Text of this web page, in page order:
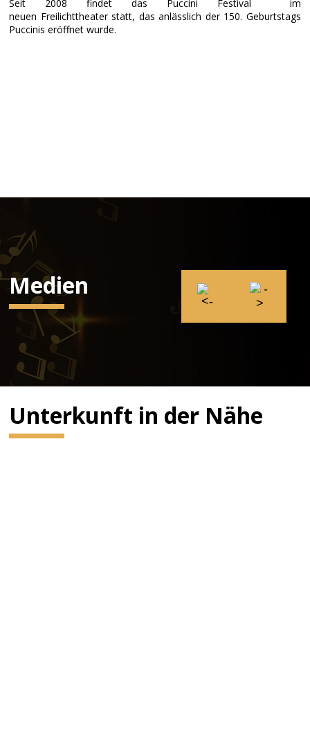
Seit 2008 findet das Puccini Festival im
neuen Freilichttheater statt, das anlässlich der 150. Geburtstags
Puccinis eröffnet wurde.
Medien
Unterkunft in der Nähe